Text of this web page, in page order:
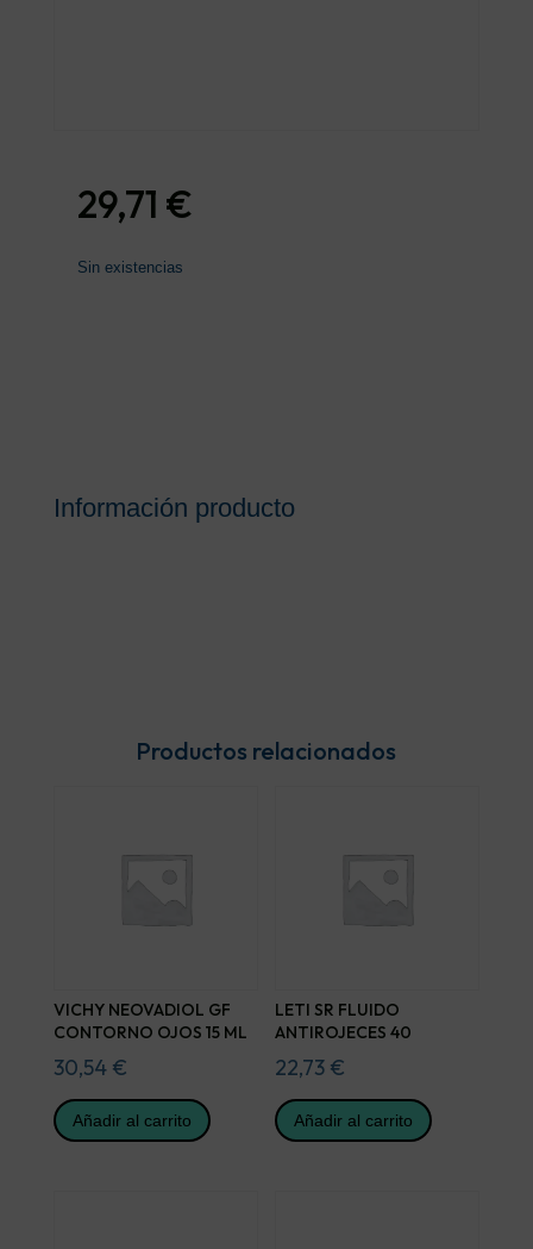
29,71 €
Sin existencias
Información producto
Productos relacionados
VICHY NEOVADIOL GF
CONTORNO OJOS 15 ML
30,54 €
Añadir al carrito
LETI SR FLUIDO
ANTIROJECES 40
22,73 €
Añadir al carrito